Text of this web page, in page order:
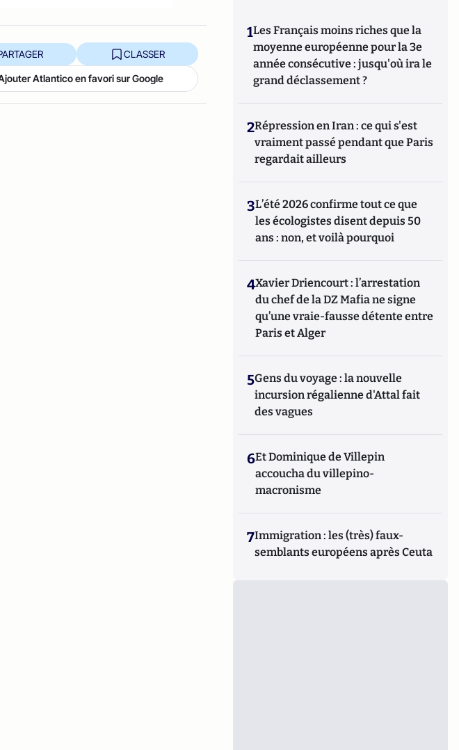
CLASSER
Atlantico en favori sur Google
1Les Français moins riches que la
moyenne européenne pour la 3e
année consécutive : jusqu'où ira le
grand déclassement ?
2Répression en Iran : ce qui s'est
vraiment passé pendant que Paris
regardait ailleurs
3L’été 2026 confirme tout ce que
les écologistes disent depuis 50
ans : non, et voilà pourquoi
4Xavier Driencourt : l’arrestation
du chef de la DZ Mafia ne signe
qu’une vraie-fausse détente entre
Paris et Alger
5Gens du voyage : la nouvelle
incursion régalienne d'Attal fait
des vagues
6Et Dominique de Villepin
accoucha du villepino-
macronisme
7Immigration : les (très) faux-
semblants européens après Ceuta